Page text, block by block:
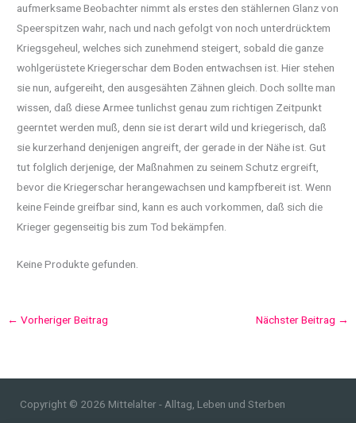
aufmerksame Beobachter nimmt als erstes den stählernen Glanz von
Speerspitzen wahr, nach und nach gefolgt von noch unterdrücktem
Kriegsgeheul, welches sich zunehmend steigert, sobald die ganze
wohlgerüstete Kriegerschar dem Boden entwachsen ist. Hier stehen
sie nun, aufgereiht, den ausgesähten Zähnen gleich. Doch sollte man
wissen, daß diese Armee tunlichst genau zum richtigen Zeitpunkt
geerntet werden muß, denn sie ist derart wild und kriegerisch, daß
sie kurzerhand denjenigen angreift, der gerade in der Nähe ist. Gut
tut folglich derjenige, der Maßnahmen zu seinem Schutz ergreift,
bevor die Kriegerschar herangewachsen und kampfbereit ist. Wenn
keine Feinde greifbar sind, kann es auch vorkommen, daß sich die
Krieger gegenseitig bis zum Tod bekämpfen.
Keine Produkte gefunden.
← Vorheriger Beitrag Nächster Beitrag →
Copyright © 2026 Mittelalter - Alltag, Leben und Sterben